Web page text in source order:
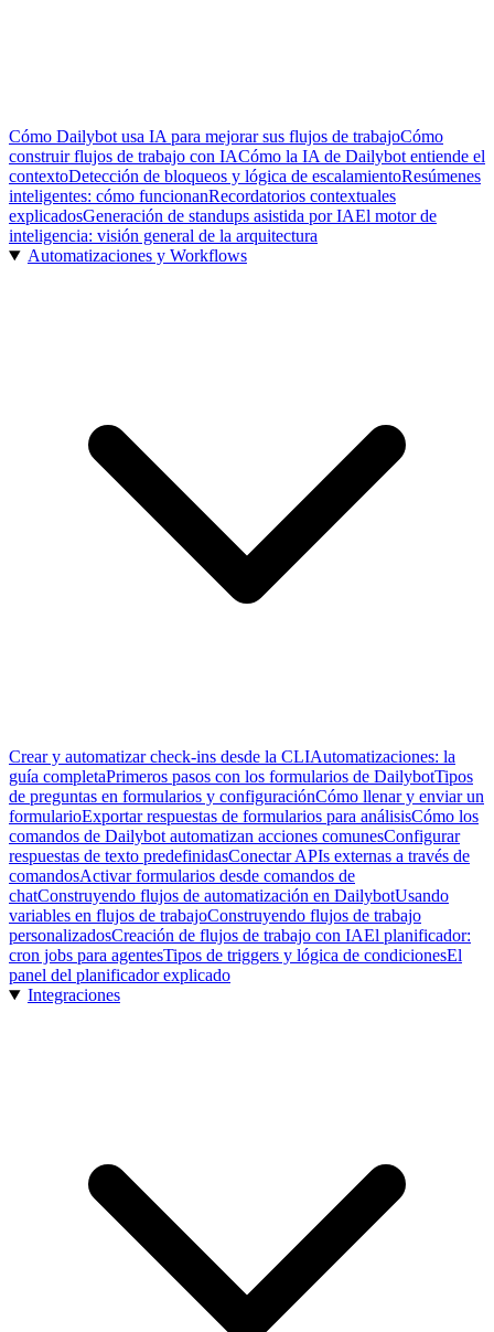
Cómo Dailybot usa IA para mejorar sus flujos de trabajoCómo
construir flujos de trabajo con IACómo la IA de Dailybot entiende el
contextoDetección de bloqueos y lógica de escalamientoResúmenes
inteligentes: cómo funcionanRecordatorios contextuales
explicadosGeneración de standups asistida por IAEl motor de
inteligencia: visión general de la arquitectura
Automatizaciones y Workflows
Crear y automatizar check-ins desde la CLIAutomatizaciones: la
guía completaPrimeros pasos con los formularios de DailybotTipos
de preguntas en formularios y configuraciónCómo llenar y enviar un
formularioExportar respuestas de formularios para análisisCómo los
comandos de Dailybot automatizan acciones comunesConfigurar
respuestas de texto predefinidasConectar APIs externas a través de
comandosActivar formularios desde comandos de
chatConstruyendo flujos de automatización en DailybotUsando
variables en flujos de trabajoConstruyendo flujos de trabajo
personalizadosCreación de flujos de trabajo con IAEl planificador:
cron jobs para agentesTipos de triggers y lógica de condicionesEl
panel del planificador explicado
Integraciones